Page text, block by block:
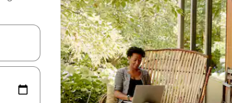
den Pfeiltasten nach oben und unten oder erkunde